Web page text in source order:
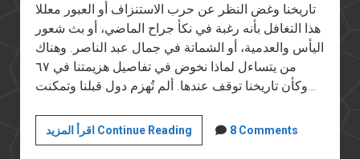
تاريخنا وغض النظر عن حرب الاستنزاف أو العبور معللا
هذا التغافل بأنه رغبة في نكأ جراح الماضي، أو بث شعور
اليأس والعدمية، أو الشماتة في جمال عبد الناصر. وهناك
من يتساءل لماذا نخوض في تفاصيل هزيمتنا في ٦٧
وكأن تاريخنا توقف عندها. ألم تُهزم دول قبلنا وتمكنت…
اقرأ المزيد Continue Readingإعادة
قراءة
8 Comments